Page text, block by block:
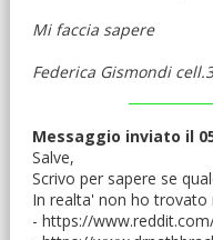
Mi faccia sapere
Federica Gismondi
Messaggio inviato il
Salve,
Scrivo per sapere se
In realta' non ho trovato
- https://